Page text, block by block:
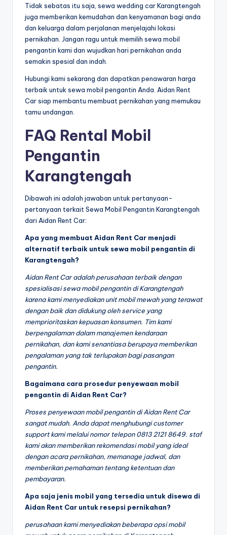
Tidak sebatas itu saja, sewa wedding car Karangtengah
juga memberikan kemudahan dan kenyamanan bagi anda
dan keluarga dalam perjalanan menjelajahi lokasi
pernikahan. Jangan ragu untuk memilih sewa mobil
pengantin kami dan wujudkan hari pernikahan anda
semakin spesial dan indah.
Hubungi kami sekarang dan dapatkan penawaran harga
terbaik untuk sewa mobil pengantin Anda. Aidan Rent
Car siap membantu membuat pernikahan yang memukau
tamu undangan.
FAQ Rental Mobil
Pengantin
Karangtengah
Dibawah ini adalah jawaban untuk pertanyaan-
pertanyaan terkait Sewa Mobil Pengantin Karangtengah
dari Aidan Rent Car:
Apa yang membuat Aidan Rent Car menjadi
alternatif terbaik untuk sewa mobil pengantin di
Karangtengah?
Aidan Rent Car adalah perusahaan terbaik dengan
spesialisasi sewa mobil pengantin di Karangtengah
karena kami menyediakan unit mobil mewah yang terawat
dengan baik dan didukung oleh service yang
memprioritaskan kepuasan konsumen. Tim kami
berpengalaman dalam manajemen kendaraan
pernikahan, dan kami senantiasa berupaya memberikan
pengalaman yang tak terlupakan bagi pasangan
pengantin.
Bagaimana cara prosedur penyewaan mobil
pengantin di Aidan Rent Car?
Proses penyewaan mobil pengantin di Aidan Rent Car
sangat mudah. Anda dapat menghubungi customer
support kami melalui nomor telepon 0813 2121 8649. staf
kami akan memberikan rekomendasi mobil yang ideal
dengan acara pernikahan, memanage jadwal, dan
memberikan pemahaman tentang ketentuan dan
pembayaran.
Apa saja jenis mobil yang tersedia untuk disewa di
Aidan Rent Car untuk resepsi pernikahan?
perusahaan kami menyediakan beberapa opsi mobil